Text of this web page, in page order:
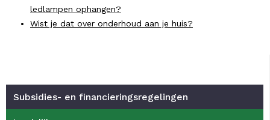
ledlampen ophangen?
Wist je dat over onderhoud aan je huis?
Subsidies- en financieringsregelingen